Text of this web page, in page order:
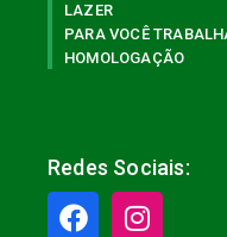
LAZER
PARA VOCÊ
HOMOLOGAÇÃO
Redes Sociais: